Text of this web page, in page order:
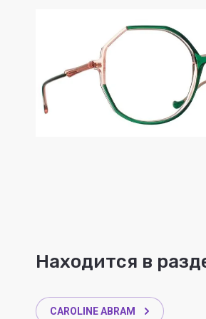
Находится в
CAROLINE ABRAM